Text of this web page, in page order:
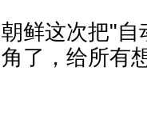
朝鲜这次把"自
角了，给所有